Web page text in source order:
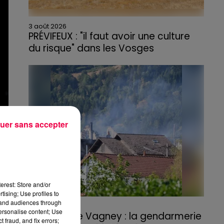
3 août 2026
PRÉVIFEUX : "il faut avoir une culture
du risque" dans les Vosges
3 août 2026
Incendie de Vagney : la gendarmerie
Store and/or
Use profiles to
audiences through
content; Use
fraud, and fix errors;
sans accepter